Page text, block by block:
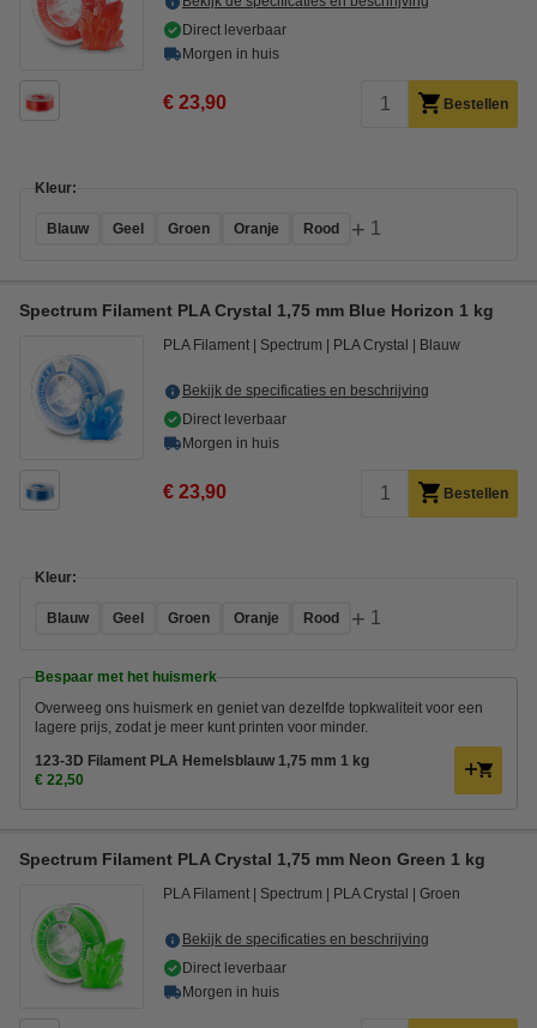
Direct leverbaar
Morgen in huis
€ 23,90 Bestellen
Kleur:
Blauw Geel Groen Oranje Rood + 1
Spectrum Filament PLA Crystal 1,75 mm Blue Horizon 1 kg
PLA Filament Spectrum PLA Crystal Blauw
Bekijk de specificaties en beschrijving
Direct leverbaar
Morgen in huis
€ 23,90 Bestellen
Kleur:
Blauw Geel Groen Oranje Rood + 1
Bespaar met het huismerk
Overweeg ons huismerk en geniet van dezelfde topkwaliteit voor een
lagere prijs, zodat je meer kunt printen voor minder.
123-3D Filament PLA Hemelsblauw 1,75 mm 1 kg
€ 22,50
Spectrum Filament PLA Crystal 1,75 mm Neon Green 1 kg
PLA Filament Spectrum PLA Crystal Groen
Bekijk de specificaties en beschrijving
Direct leverbaar
Morgen in huis